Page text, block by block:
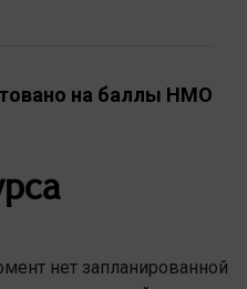
на баллы НМО
нет запланированной